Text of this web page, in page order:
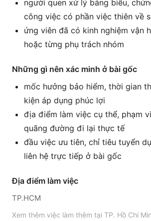
người quen xử lý bảng biểu,
công việc có phần việc thiên về
ứng viên đã có kinh nghiệm vận
hoặc từng phụ trách nhóm
Những gì nên xác minh ở bài gốc
mốc hưởng bảo hiểm, thời gian
kiện áp dụng phúc lợi
địa điểm làm việc cụ thể, phạm
quãng đường đi lại thực tế
đầu việc ưu tiên, chỉ tiêu tuyển
liên hệ trực tiếp ở bài gốc
Địa điểm làm việc
TP.HCM
Xem thêm việc làm thêm tại TP. Hồ Chí